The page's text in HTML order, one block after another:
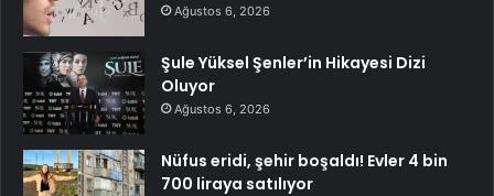
Ağustos 6, 2026
Şule Yüksel Şenler’in Hikayesi Dizi
Oluyor
Ağustos 6, 2026
Nüfus eridi, şehir boşaldı! Evler 4 bin
700 liraya satılıyor